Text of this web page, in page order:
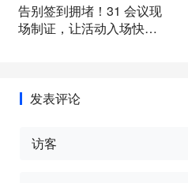
告别签到拥堵！31 会议现
场制证，让活动入场快到
发表评论